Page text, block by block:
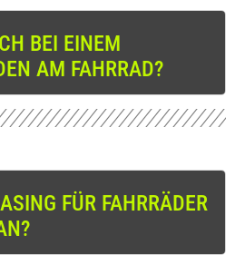
BEI EINEM
AM FAHRRAD?
FÜR FAHRRÄDER